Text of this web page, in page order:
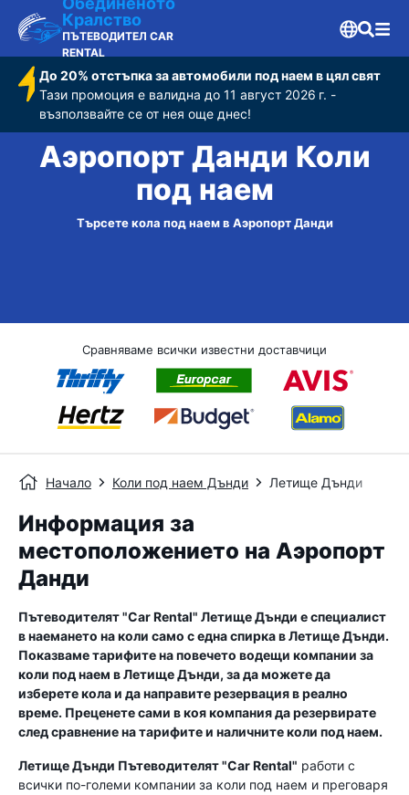
Кралство
ПЪТЕВОДИТЕЛ CAR
RENTAL
До 20% отстъпка за автомобили под наем в цял свят
Тази промоция е валидна до 11 август 2026 г. -
възползвайте се от нея още днес!
Аэропорт Данди Коли
под наем
Търсете кола под наем в Аэропорт Данди
Сравняваме всички известни доставчици
Начало Коли под наем Дънди Летище Дънди
Информация за
местоположението на Аэропорт
Данди
Пътеводителят "Car Rental" Летище Дънди е специалист
в наемането на коли само с една спирка вЛетище Дънди.
Показваме тарифите на повечето водещи компании за
коли под наем вЛетище Дънди, за да можете да
изберете кола и да направите резервация в реално
време. Преценете сами в коя компания да резервирате
след сравнение на тарифите и наличните коли под наем.
Летище Дънди Пътеводителят "Car Rental" работи с
всички по-големи компании за коли под наем и преговаря